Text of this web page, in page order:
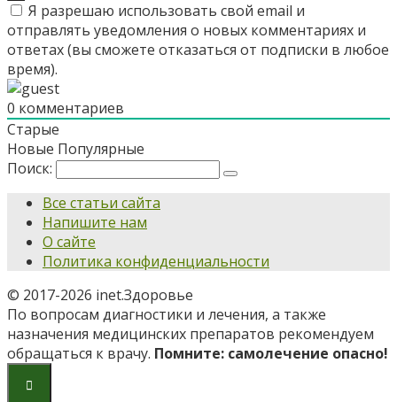
Я разрешаю использовать свой email и
отправлять уведомления о новых комментариях и
ответах (вы cможете отказаться от подписки в любое
время).
0 комментариев
Старые
Новые Популярные
Поиск:
Все статьи сайта
Напишите нам
О сайте
Политика конфиденциальности
© 2017-2026 inet.Здоровье
По вопросам диагностики и лечения, а также
назначения медицинских препаратов рекомендуем
обращаться к врачу. Помните: самолечение опасно!